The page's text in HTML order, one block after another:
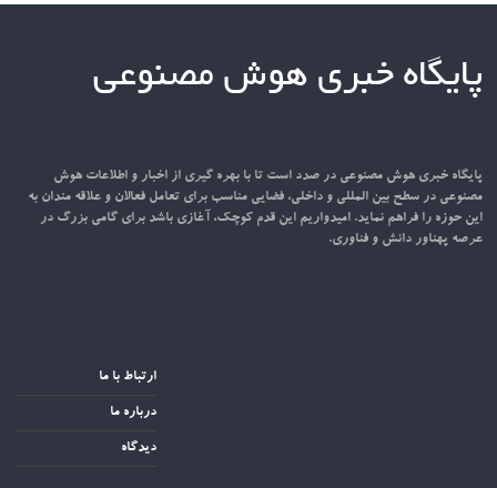
پایگاه خبری هوش مصنوعی
پایگاه خبری هوش مصنوعی در صدد است تا با بهره گیری از اخبار و اطلاعات هوش
مصنوعی در سطح بین المللی و داخلی، فضایی مناسب برای تعامل فعالان و علاقه مندان به
این حوزه را فراهم نماید. امیدواریم این قدم کوچک، آغازی باشد برای گامی بزرگ در
عرصه پهناور دانش و فناوری.
ارتباط با ما
درباره ما
دیدگاه